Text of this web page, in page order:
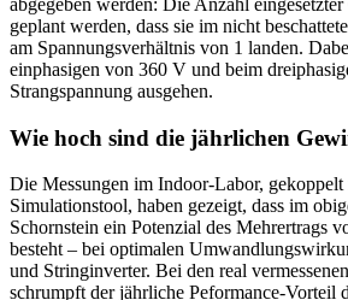
geplant werden, dass sie im nicht
am Spannungsverhältnis von 1 landen.
einphasigen von 360 V und beim
Strangspannung ausgehen.
Wie hoch sind die jährlichen
Die Messungen im Indoor-Labor,
Simulationstool, haben gezeigt, dass im
Schornstein ein Potenzial des Mehrertrags
besteht – bei optimalen
und Stringinverter. Bei den real
schrumpft der jährliche Peformance-Vorteil